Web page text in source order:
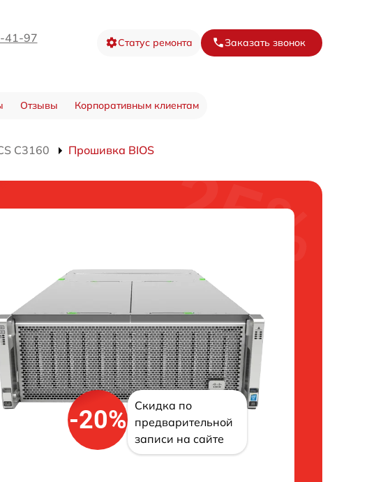
41-97 Статус ремонта Заказать звонок
Отзывы Корпоративным клиентам
C3160 Прошивка BIOS
-20%
Скидка по
предварительной
записи на сайте